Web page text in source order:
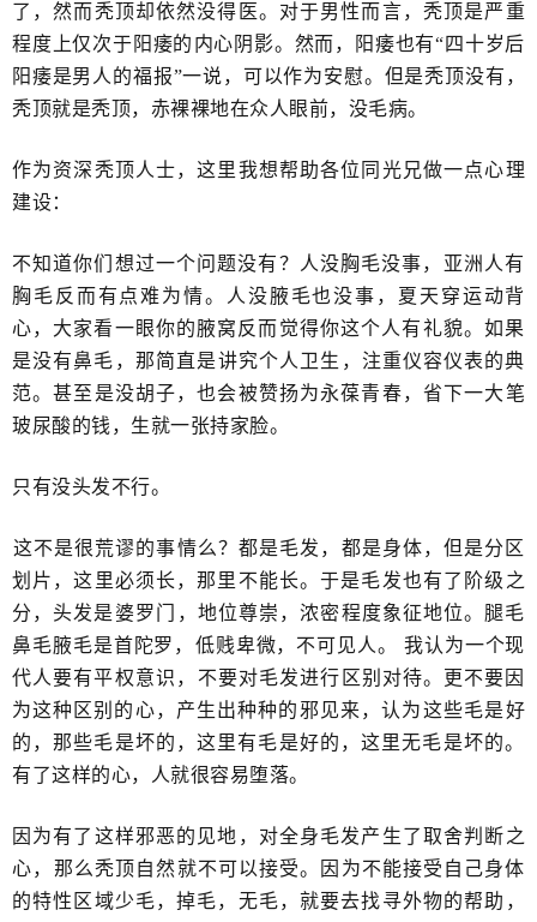
了，然而秃顶却依然没得医。对于男性而言，秃顶是严重
程度上仅次于阳痿的​内心阴影。然而，阳痿也有“四十岁后
阳痿是男人的福报”​一说，可以作为安慰。但是秃顶没有，
秃顶就是秃顶，赤裸裸地在众人眼前，​没毛病。
作为资深秃顶人士，这里我想帮助各位同光兄做一点心理
建设​：
不知道你们想过一个问题没有？人没胸毛没事，​亚洲人有
胸毛反而有点难为情。人没腋毛也没事，夏天穿运动背
心，大家看一眼你的腋窝反而觉得你这个人有​礼貌。如果
是没有鼻毛，那简直是​讲究个人卫生，注重仪容仪表的典
范。甚至是没胡子，也会被赞扬为永葆青春，省下一大笔
玻尿酸的钱，​生就一张持家脸。
只有没头发不行。
​这不是很荒谬的事情么？都是毛发，都是身体，但是分区
划片，这里必须长，那里不能长。于是毛发也有了阶级之
分，头发是​婆罗门，地位尊崇，浓密程度象征地位。腿毛
鼻毛腋毛是首陀罗，​低贱卑微，不可见人。 我认为一个现
代人要有平权意识，​不要对毛发进行区别对待。更不要因
为这种区别的心，产生出种种的​邪见来，认为​这些毛是好
的，那些毛是坏的，这里有毛是好的，这里无毛是坏的。​
有了这样的心，人就很容易堕落。
因为有了这样邪恶的见地，对全身毛发产生了取舍判断之
心，​那么秃顶自然就不可以接受。因为不能接受自己身体
的特性区域少毛，掉毛，无毛，就要去找寻外物的帮助，